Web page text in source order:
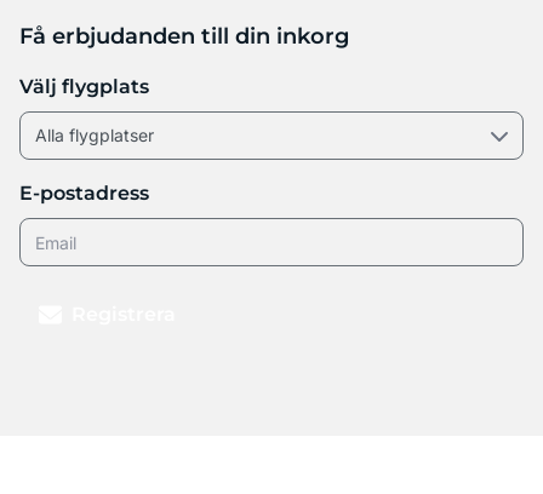
Få erbjudanden till din inkorg
Välj flygplats
E-postadress